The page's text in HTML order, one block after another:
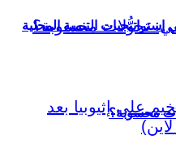
محسوبة؟
التنمية المحلية